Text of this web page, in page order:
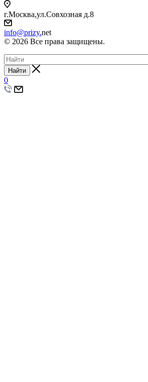
г.Москва,ул.Совхозная д.8
info@prizy.net
© 2026 Все права защищены.
Найти
0